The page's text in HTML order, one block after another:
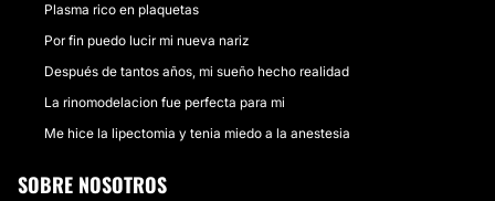
Plasma rico en plaquetas
Por fin puedo lucir mi nueva nariz
Después de tantos años, mi sueño hecho realidad
La rinomodelacion fue perfecta para mi
Me hice la lipectomia y tenia miedo a la anestesia
SOBRE NOSOTROS